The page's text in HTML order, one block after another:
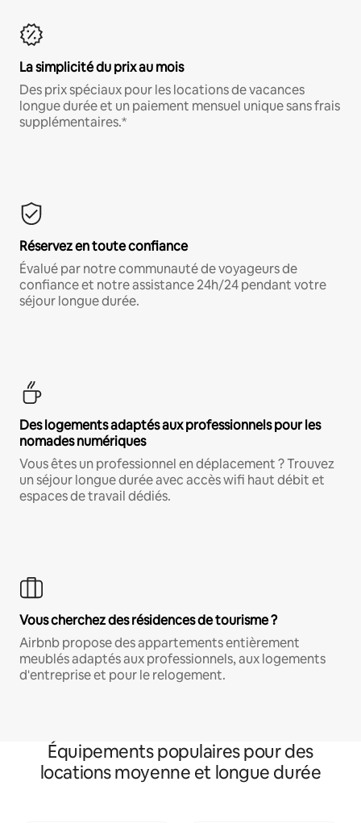
La simplicité du prix au mois
Des prix spéciaux pour les locations de vacances
longue durée et un paiement mensuel unique sans frais
supplémentaires.*
Réservez en toute confiance
Évalué par notre communauté de voyageurs de
confiance et notre assistance 24h/24 pendant votre
séjour longue durée.
Des logements adaptés aux professionnels pour les
nomades numériques
Vous êtes un professionnel en déplacement ? Trouvez
un séjour longue durée avec accès wifi haut débit et
espaces de travail dédiés.
Vous cherchez des résidences de tourisme ?
Airbnb propose des appartements entièrement
meublés adaptés aux professionnels, aux logements
d'entreprise et pour le relogement.
Équipements populaires pour des
locations moyenne et longue durée